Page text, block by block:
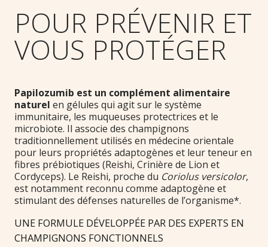
POUR PRÉVENIR ET
VOUS PROTÉGER
Papilozumib est un complément alimentaire
naturel en gélules qui agit sur le système
immunitaire, les muqueuses protectrices et le
microbiote. Il associe des champignons
traditionnellement utilisés en médecine orientale
pour leurs propriétés adaptogènes et leur teneur en
fibres prébiotiques (Reishi, Crinière de Lion et
Cordyceps). Le Reishi, proche du Coriolus versicolor,
est notamment reconnu comme adaptogène et
stimulant des défenses naturelles de l’organisme*.
UNE FORMULE DÉVELOPPÉE PAR DES EXPERTS EN
CHAMPIGNONS FONCTIONNELS